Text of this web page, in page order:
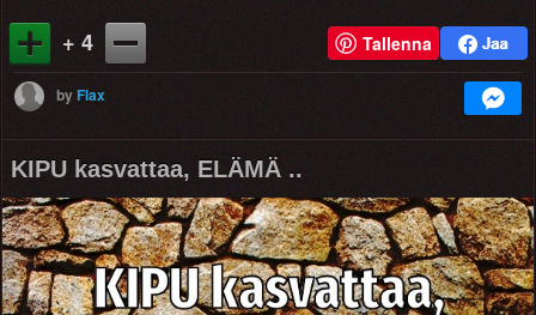
+ 4 Tallenna
byFlax
KIPU kasvattaa, ELÄMÄ ..